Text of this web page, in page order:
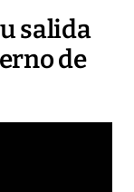
salida
de